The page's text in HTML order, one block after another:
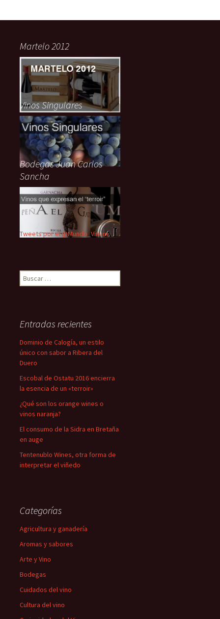
Martelo 2012
Vinos Singulares
Bodegas Juan Carlos
Sancha
Tweets por el @Mundo_Vinum.
Buscar:
Entradas recientes
Dominio de Calogía, un estilo
único con sabor a Ribera del
Duero
Escobal de Ostatu 2016 encierra
la esencia de un «terroir»
¿Qué son los orange wines o
vinos naranja?
El consumo de la Sidra en Bretaña
en auge
Tentenublo Wines, otra forma de
interpretar el viñedo
Categorías
Agricultura y ganadería
Aromas y sabores
Arte y Vino
Bodegas
Cuidados del vino
Cultura del vino